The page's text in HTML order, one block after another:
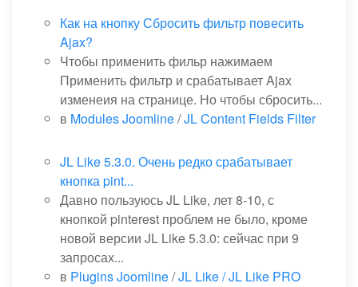
Как на кнопку Сбросить фильтр повесить
Ajax?
Чтобы применить фильр нажимаем
Применить фильтр и срабатывает Ajax
изменеия на странице. Но чтобы сбросить...
в Modules Joomline/JL Content Fields Filter
JL Like 5.3.0. Очень редко срабатывает
кнопка pint...
Давно пользуюсь JL Like, лет 8-10, с
кнопкой pinterest проблем не было, кроме
новой версии JL Like 5.3.0: сейчас при 9
запросах...
в Plugins Joomline/JL Like / JL Like PRO